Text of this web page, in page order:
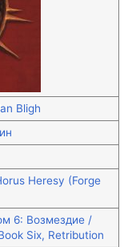
Bligh
Heresy (Forge
6: Возмездие /
Six, Retribution